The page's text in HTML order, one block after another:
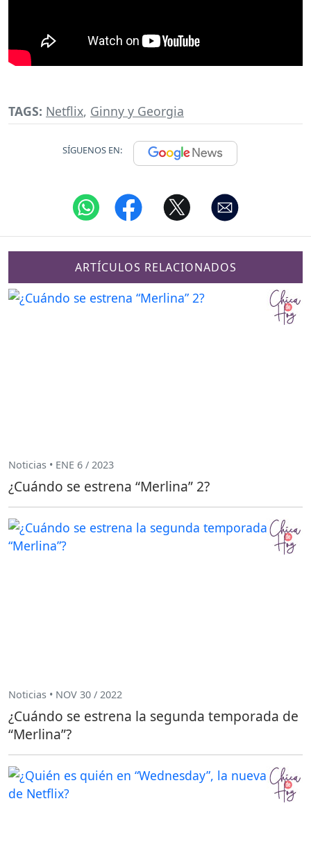
TAGS: Netflix, Ginny y Georgia
SÍGUENOS EN:
ARTÍCULOS RELACIONADOS
Noticias • ENE 6 / 2023
¿Cuándo se estrena “Merlina” 2?
Noticias • NOV 30 / 2022
¿Cuándo se estrena la segunda temporada de
“Merlina”?